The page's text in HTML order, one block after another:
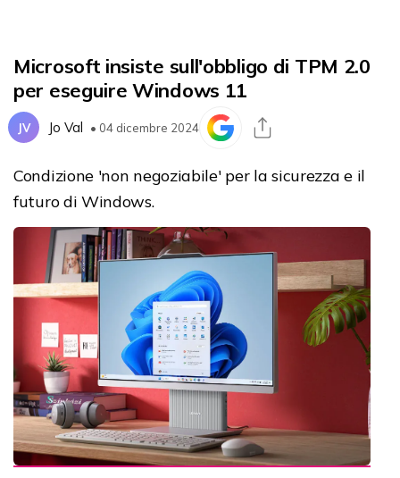
Microsoft insiste sull'obbligo di TPM 2.0
per eseguire Windows 11
JV Jo Val • 04 dicembre 2024
Condizione 'non negoziabile' per la sicurezza e il
futuro di Windows.